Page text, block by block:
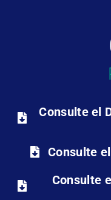
Consulte el
Consulte
Consulte